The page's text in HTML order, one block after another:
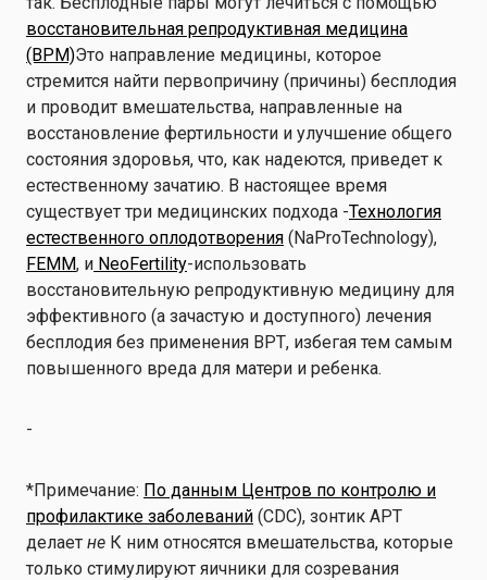
восстановительная репродуктивная медицина
(ВРМ)Это направление медицины, которое
стремится найти первопричину (причины) бесплодия
и проводит вмешательства, направленные на
восстановление фертильности и улучшение общего
состояния здоровья, что, как надеются, приведет к
естественному зачатию. В настоящее время
существует три медицинских подхода -Технология
естественного оплодотворения (NaProTechnology),
FEMM, и NeoFertility-использовать
восстановительную репродуктивную медицину для
эффективного (а зачастую и доступного) лечения
бесплодия без применения ВРТ, избегая тем самым
повышенного вреда для матери и ребенка.
-
*Примечание: По данным Центров по контролю и
профилактике заболеваний (CDC), зонтик АРТ
делает не К ним относятся вмешательства, которые
только стимулируют яичники для созревания